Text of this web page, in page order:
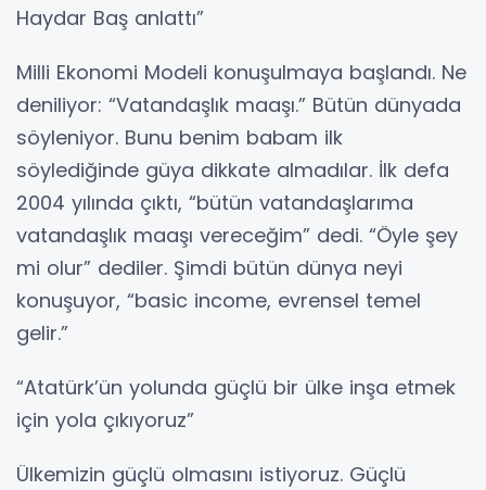
Haydar Baş anlattı”
Milli Ekonomi Modeli konuşulmaya başlandı. Ne
deniliyor: “Vatandaşlık maaşı.” Bütün dünyada
söyleniyor. Bunu benim babam ilk
söylediğinde güya dikkate almadılar. İlk defa
2004 yılında çıktı, “bütün vatandaşlarıma
vatandaşlık maaşı vereceğim” dedi. “Öyle şey
mi olur” dediler. Şimdi bütün dünya neyi
konuşuyor, “basic income, evrensel temel
gelir.”
“Atatürk’ün yolunda güçlü bir ülke inşa etmek
için yola çıkıyoruz”
Ülkemizin güçlü olmasını istiyoruz. Güçlü